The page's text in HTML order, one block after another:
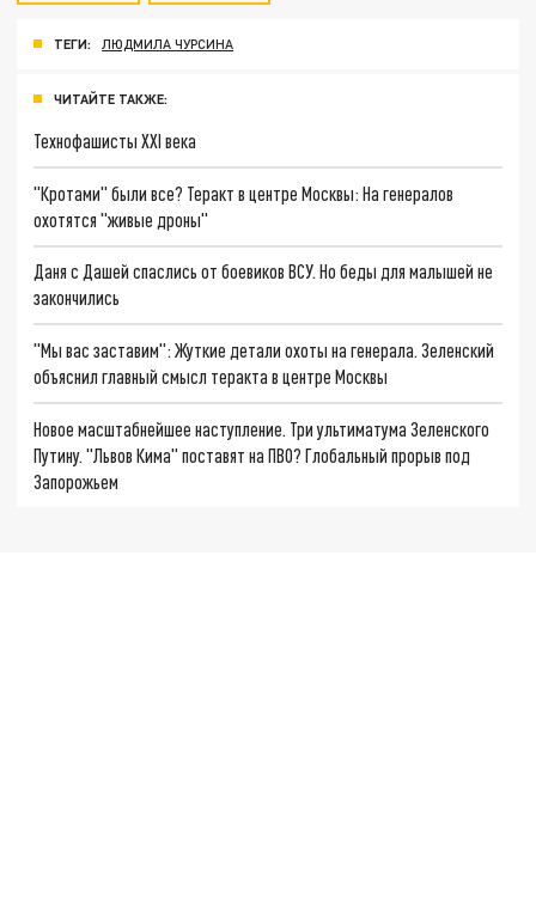
ТЕГИ: ЛЮДМИЛА ЧУРСИНА
ЧИТАЙТЕ ТАКЖЕ:
Технофашисты XXI века
"Кротами" были все? Теракт в центре Москвы: На генералов
охотятся "живые дроны"
Даня с Дашей спаслись от боевиков ВСУ. Но беды для малышей не
закончились
"Мы вас заставим": Жуткие детали охоты на генерала. Зеленский
объяснил главный смысл теракта в центре Москвы
Новое масштабнейшее наступление. Три ультиматума Зеленского
Путину. "Львов Кима" поставят на ПВО? Глобальный прорыв под
Запорожьем